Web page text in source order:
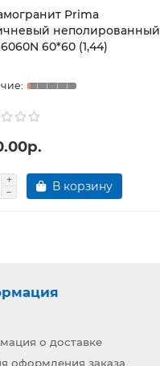
Prima
неполированный
60*60 (1,44)
В корзину
о доставке
оформления заказа